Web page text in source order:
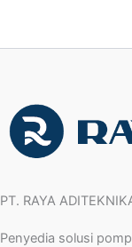
PT. RAYA
Penyedia solusi